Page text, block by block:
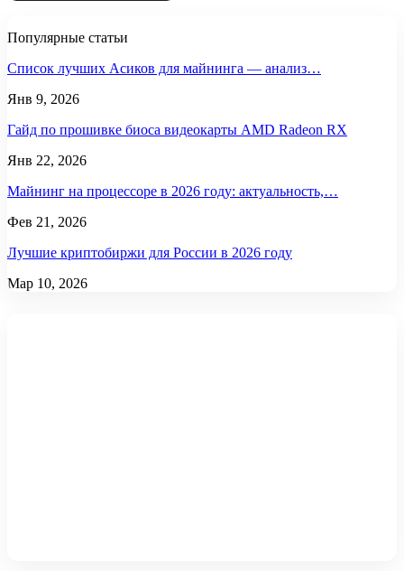
Популярные статьи
Список лучших Асиков для майнинга — анализ…
Янв 9, 2026
Гайд по прошивке биоса видеокарты AMD Radeon RX
Янв 22, 2026
Майнинг на процессоре в 2026 году: актуальность,…
Фев 21, 2026
Лучшие криптобиржи для России в 2026 году
Мар 10, 2026